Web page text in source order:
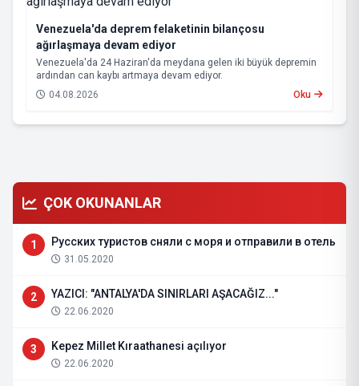
Venezuela'da deprem felaketinin bilançosu
ağırlaşmaya devam ediyor
Venezuela'da 24 Haziran'da meydana gelen iki büyük depremin
ardından can kaybı artmaya devam ediyor.
04.08.2026
Oku
ÇOK OKUNANLAR
1 Русских туристов сняли с моря и отправили в отель
31.05.2020
2 YAZICI: "ANTALYA'DA SINIRLARI AŞACAĞIZ..."
22.06.2020
3 Kepez Millet Kıraathanesi açılıyor
22.06.2020